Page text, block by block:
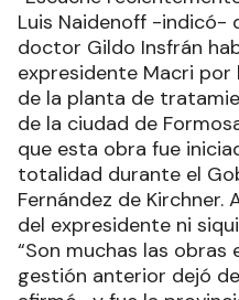
Luis Naidenoff -indicó-
doctor Gildo Insfrán
expresidente Macri por
de la planta de
de la ciudad de
que esta obra fue
totalidad durante el
Fernández de Kirchner.
del expresidente ni
“Son muchas las
gestión anterior dejó